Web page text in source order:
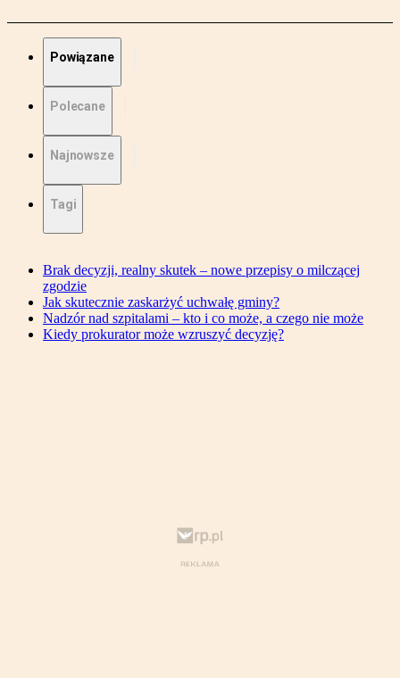
Powiązane
Polecane
Najnowsze
Tagi
Brak decyzji, realny skutek – nowe przepisy o milczącej
zgodzie
Jak skutecznie zaskarżyć uchwałę gminy?
Nadzór nad szpitalami – kto i co może, a czego nie może
Kiedy prokurator może wzruszyć decyzję?